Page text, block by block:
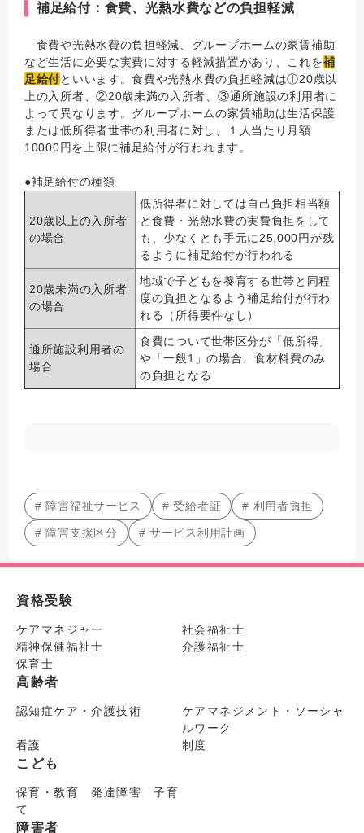
補足給付：食費、光熱水費などの負担軽減
食費や光熱水費の負担軽減、グループホームの家賃補助
など生活に必要な実費に対する軽減措置があり、これを補
足給付といいます。食費や光熱水費の負担軽減は①20歳以
上の入所者、②20歳未満の入所者、③通所施設の利用者に
よって異なります。グループホームの家賃補助は生活保護
または低所得者世帯の利用者に対し、１人当たり月額
10000円を上限に補足給付が行われます。
●補足給付の種類
20歳以上の入所者
の場合
低所得者に対しては自己負担相当額
と食費・光熱水費の実費負担をして
も、少なくとも手元に25,000円が残
るように補足給付が行われる
20歳未満の入所者
の場合
地域で子どもを養育する世帯と同程
度の負担となるよう補足給付が行わ
れる（所得要件なし）
通所施設利用者の
場合
食費について世帯区分が「低所得」
や「一般1」の場合、食材料費のみ
の負担となる
# 障害福祉サービス # 受給者証 # 利用者負担
# 障害支援区分 # サービス利用計画
資格受験
ケアマネジャー
社会福祉士
精神保健福祉士
介護福祉士
保育士
高齢者
認知症ケア・介護技術
ケアマネジメント・ソーシャ
ルワーク
看護
制度
こども
保育・教育 発達障害 子育
て
障害者